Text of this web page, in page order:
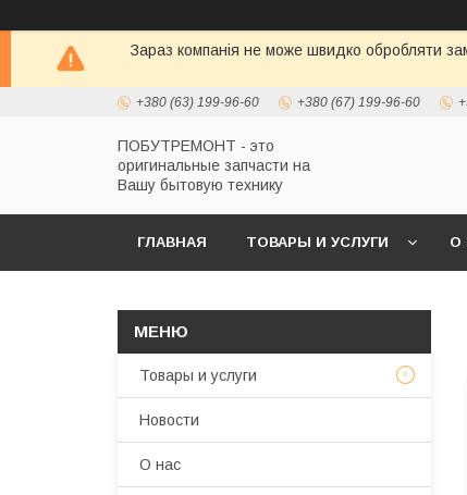
Зараз компанія не може швидко обробляти
+380 (63) 199-96-60 +380 (67) 199-96-60
ПОБУТРЕМОНТ - это
оригинальные запчасти на
Вашу бытовую технику
ГЛАВНАЯ ТОВАРЫ И УСЛУГИ О
Товары и услуги
Новости
О нас